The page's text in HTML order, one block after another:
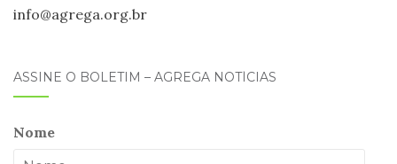
info@agrega.org.br
ASSINE O BOLETIM – AGREGA NOTÍCIAS
Nome